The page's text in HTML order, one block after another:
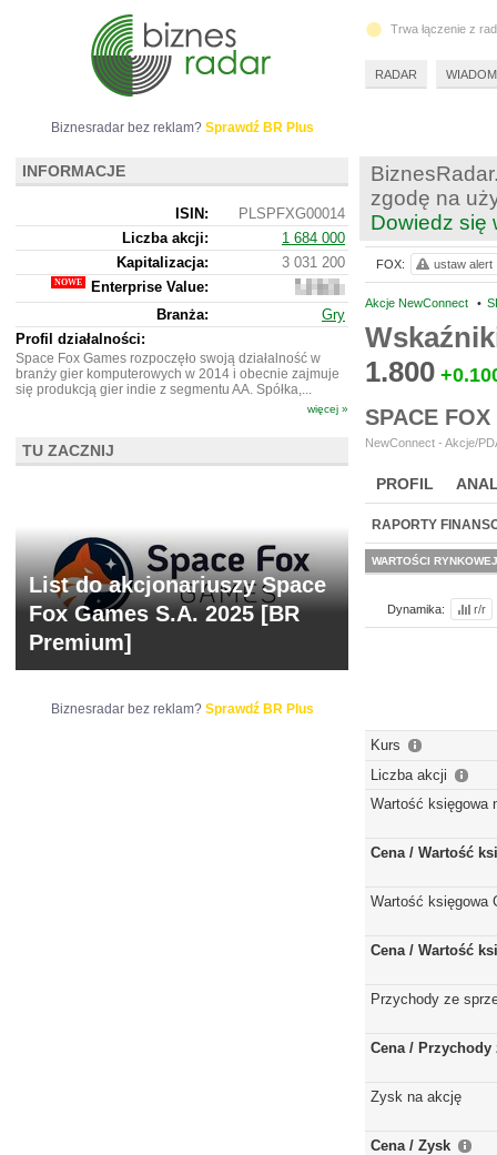
zgodę na
Dowiedz się
Akcje NewConnect •
1.800
SPACE
NewConnect - Akcje/
PROFIL
BR LAB
RAPORTY
WARTOŚCI RYNKOWEJ
Dynamika: r/r
Kurs
Liczba akcji
Wartość księgowa
Cena / Wartość
Wartość księgowa
Cena / Wartość
Przychody ze
Cena / Przychody
Zysk na akcję
Cena / Zysk
FOX: ustaw alert
Biznesradar bez reklam? Sprawdź BR Plus
INFORMACJE
ISIN:
PLSPFXG00014
Liczba akcji:
1 684 000
Kapitalizacja:
3 031 200
Enterprise Value:
2
766
200
Branża:
Gry
Profil działalności:
Space Fox Games rozpoczęło swoją działalność w
branży gier komputerowych w 2014 i obecnie zajmuje
się produkcją gier indie z segmentu AA. Spółka,...
więcej »
TU ZACZNIJ
List do akcjonariuszy Space
Fox Games S.A. 2025 [BR
Premium]
Biznesradar bez reklam? Sprawdź BR Plus
Trwa łączenie z
RADAR